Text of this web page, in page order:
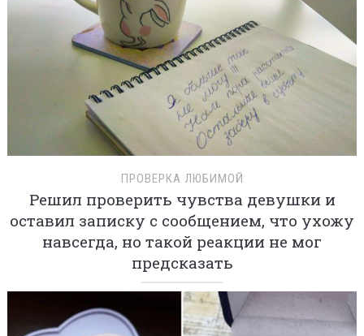
ПРОВЕРКА ЛЮБИМОЙ
Решил проверить чувства девушки и
оставил записку с сообщением, что ухожу
навсегда, но такой реакции не мог
предсказать